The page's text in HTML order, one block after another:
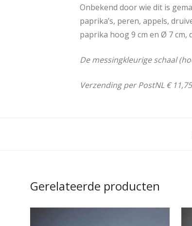
Onbekend door wie dit is
paprika’s, peren, appels,
paprika hoog 9 cm en Ø 7 cm,
De messingkleurige schaal
Verzending per PostNL € 11,75
Gerelateerde producten